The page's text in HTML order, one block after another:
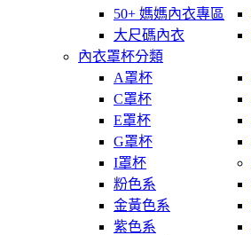
50+ 媽媽內衣專區
大尺碼內衣
內衣罩杯分類
A罩杯
C罩杯
E罩杯
G罩杯
I罩杯
粉色系
金黃色系
紫色系